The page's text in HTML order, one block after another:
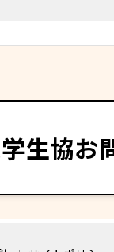
生協お